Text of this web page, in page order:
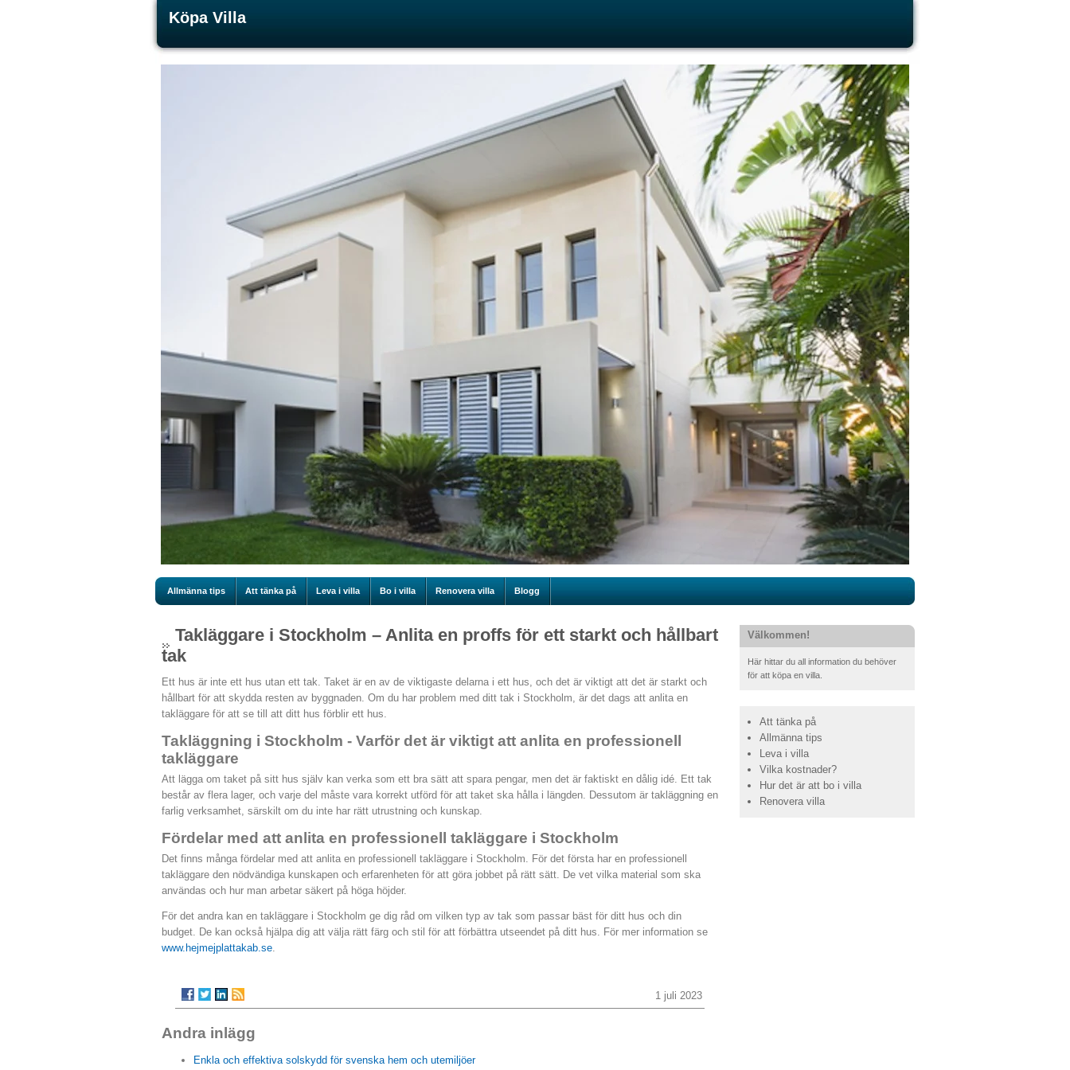
Köpa Villa
Allmänna tips Att tänka på Leva i villa Bo i villa Renovera villa Blogg
Välkommen!
Här hittar du all information du behöver
för att köpa en villa.
Att tänka på
Allmänna tips
Leva i villa
Vilka kostnader?
Hur det är att bo i villa
Renovera villa
Takläggare i Stockholm – Anlita en proffs för ett starkt och hållbart
tak
Ett hus är inte ett hus utan ett tak. Taket är en av de viktigaste delarna i ett hus, och det är viktigt att det är starkt och
hållbart för att skydda resten av byggnaden. Om du har problem med ditt tak i Stockholm, är det dags att anlita en
takläggare för att se till att ditt hus förblir ett hus.
Takläggning i Stockholm - Varför det är viktigt att anlita en professionell
takläggare
Att lägga om taket på sitt hus själv kan verka som ett bra sätt att spara pengar, men det är faktiskt en dålig idé. Ett tak
består av flera lager, och varje del måste vara korrekt utförd för att taket ska hålla i längden. Dessutom är takläggning en
farlig verksamhet, särskilt om du inte har rätt utrustning och kunskap.
Fördelar med att anlita en professionell takläggare i Stockholm
Det finns många fördelar med att anlita en professionell takläggare i Stockholm. För det första har en professionell
takläggare den nödvändiga kunskapen och erfarenheten för att göra jobbet på rätt sätt. De vet vilka material som ska
användas och hur man arbetar säkert på höga höjder.
För det andra kan en takläggare i Stockholm ge dig råd om vilken typ av tak som passar bäst för ditt hus och din
budget. De kan också hjälpa dig att välja rätt färg och stil för att förbättra utseendet på ditt hus. För mer information se
www.hejmejplattakab.se.
1 juli 2023
Andra inlägg
Enkla och effektiva solskydd för svenska hem och utemiljöer